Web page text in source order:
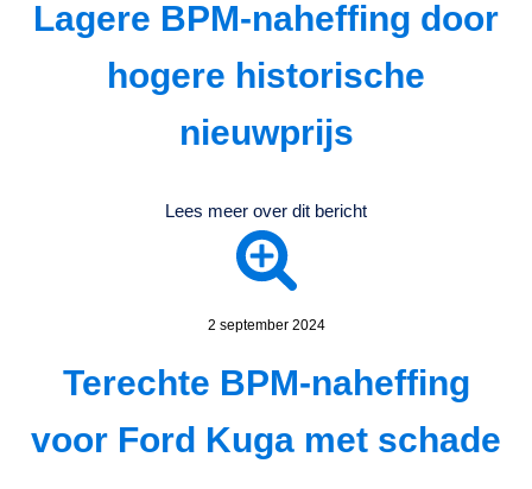
Lagere BPM-naheffing door
hogere historische
nieuwprijs
Lees meer over dit bericht
2 september 2024
Terechte BPM-naheffing
voor Ford Kuga met schade